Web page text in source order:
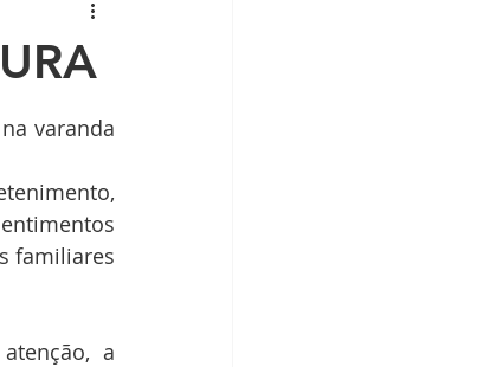
varanda
familiares
a